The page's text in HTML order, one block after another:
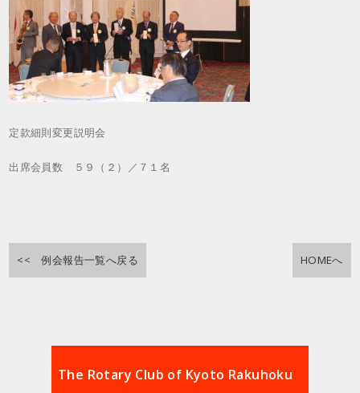
定款細則変更説明会
出席会員数 ５９（２）／７１名
<< 例会報告一覧へ戻る HOMEへ
The Rotary Club of Kyoto Rakuhoku